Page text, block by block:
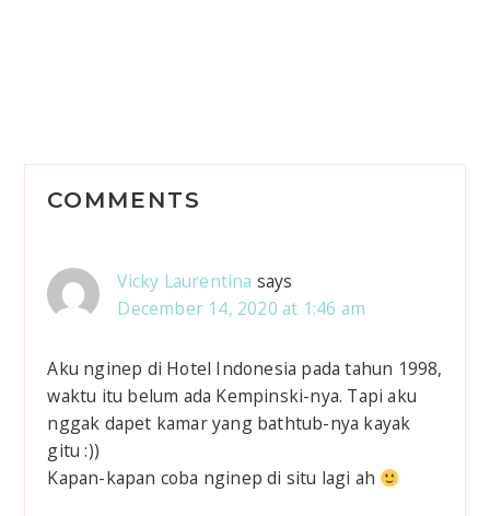
R
d
e
n
COMMENTS
Vicky Laurentina says
December 14, 2020 at 1:46 am
Aku nginep di Hotel Indonesia pada tahun 1998,
waktu itu belum ada Kempinski-nya. Tapi aku
nggak dapet kamar yang bathtub-nya kayak
gitu :))
Kapan-kapan coba nginep di situ lagi ah